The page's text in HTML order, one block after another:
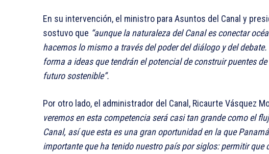
En su intervención, el ministro para Asuntos del Canal y
sostuvo que “aunque la naturaleza del Canal es conectar
hacemos lo mismo a través del poder del diálogo y del
forma a ideas que tendrán el potencial de construir puentes
futuro sostenible”.
Por otro lado, el administrador del Canal, Ricaurte Vásquez
veremos en esta competencia será casi tan grande como el
Canal, así que esta es una gran oportunidad en la que
importante que ha tenido nuestro país por siglos: permitir